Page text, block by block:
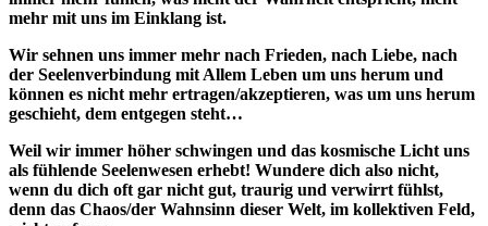
mehr mit uns im Einklang ist.
Wir sehnen uns immer mehr nach Frieden, nach Liebe, nach
der Seelenverbindung mit Allem Leben um uns herum und
können es nicht mehr ertragen/akzeptieren, was um uns herum
geschieht, dem entgegen steht…
Weil wir immer höher schwingen und das kosmische Licht uns
als fühlende Seelenwesen erhebt! Wundere dich also nicht,
wenn du dich oft gar nicht gut, traurig und verwirrt fühlst,
denn das Chaos/der Wahnsinn dieser Welt, im kollektiven Feld,